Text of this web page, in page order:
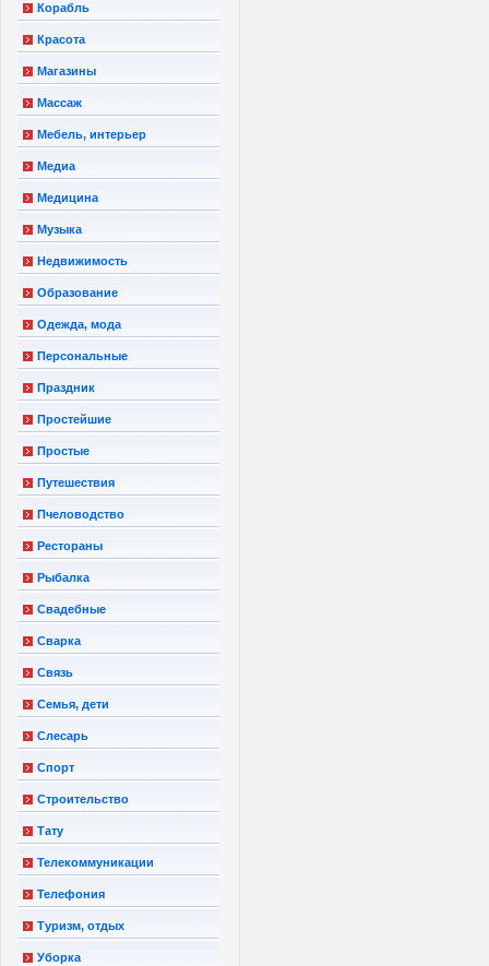
Корабль
Красота
Магазины
Массаж
Мебель, интерьер
Медиа
Медицина
Музыка
Недвижимость
Образование
Одежда, мода
Персональные
Праздник
Простейшие
Простые
Путешествия
Пчеловодство
Рестораны
Рыбалка
Свадебные
Сварка
Связь
Семья, дети
Слесарь
Спорт
Строительство
Тату
Телекоммуникации
Телефония
Туризм, отдых
Уборка